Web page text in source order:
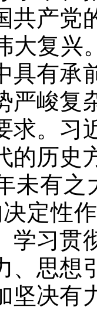
共产党
大复兴
具有承
严峻复
求。习
的历史
未有之
定性
学习贯
、思想
坚决有